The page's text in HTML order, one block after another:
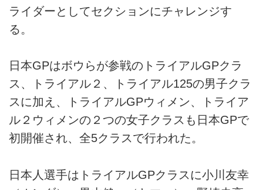
ライダーとしてセクションにチャレンジす
る。
日本GPはボウらが参戦のトライアルGPクラ
ス、トライアル２、トライアル125の男子クラ
スに加え、トライアルGPウィメン、トライア
ル２ウィメンの２つの女子クラスも日本GPで
初開催され、全5クラスで行われた。
日本人選手はトライアルGPクラスに小川友幸